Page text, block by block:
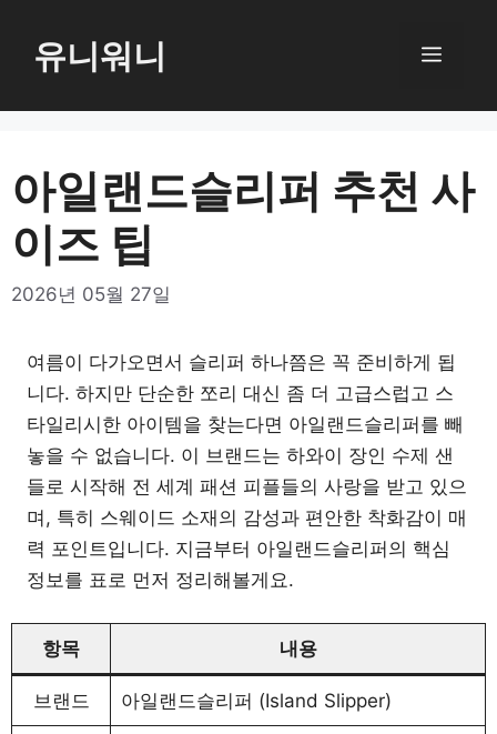
로
뛰
기
유니워니 메
아일랜드슬리퍼 추천 사
이즈 팁
2026년 05월 27일
여름이 다가오면서 슬리퍼 하나쯤은 꼭 준비하게 됩
니다. 하지만 단순한 쪼리 대신 좀 더 고급스럽고 스
타일리시한 아이템을 찾는다면 아일랜드슬리퍼를 빼
놓을 수 없습니다. 이 브랜드는 하와이 장인 수제 샌
들로 시작해 전 세계 패션 피플들의 사랑을 받고 있으
며, 특히 스웨이드 소재의 감성과 편안한 착화감이 매
력 포인트입니다. 지금부터 아일랜드슬리퍼의 핵심
정보를 표로 먼저 정리해볼게요.
항목 내용
브랜드 아일랜드슬리퍼 (Island Slipper)